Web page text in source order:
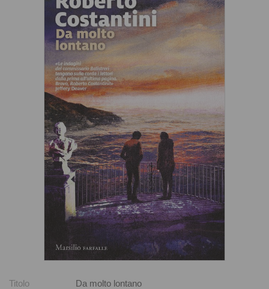
Titolo
Da molto lontano